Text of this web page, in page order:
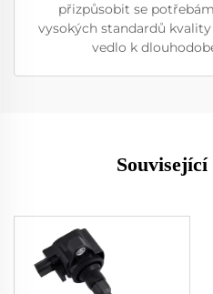
přizpůsobit se
vysokých standardů
vedlo k